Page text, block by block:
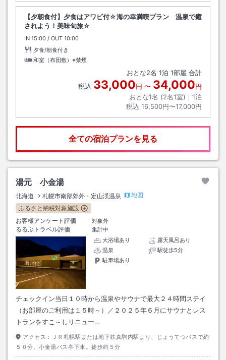
【夕朝食付】夕食はアワビ付☆海の幸満喫プラン 温泉で癒
されよう！美味旬旅☆
IN チェックイン
15:00 / OUT チェックアウト
10:00
夕食/朝食付き
和室（布団敷）※禁煙
おとな2名 1泊 1部屋 合計
税込 33,000円 〜 34,000円
おとな1名 (2名1室)｜ 1泊
税込 16,500円〜17,000円
全ての宿泊プランを見る
湯元 小金湯
北海道 札幌市南部郊外・定山渓温泉
地図
ふるさと納税対象施設
お客様アンケート評価
対象外
るるぶトラベル評価
集計中
大浴場あり
露天風呂あり
温泉
駅徒歩5分
駐車場あり
チェックイン当日１０時から温泉やサウナで最大２４時間ステイ
（お部屋のご利用は１５時～）／２０２５年６月にサウナとレス
トランをすこ～しリニュー…
アクセス：
ＪＲ札幌駅または地下鉄真駒内駅より、じょうてつバスで約
５０分。小金湯バス亭下車。徒歩約５分